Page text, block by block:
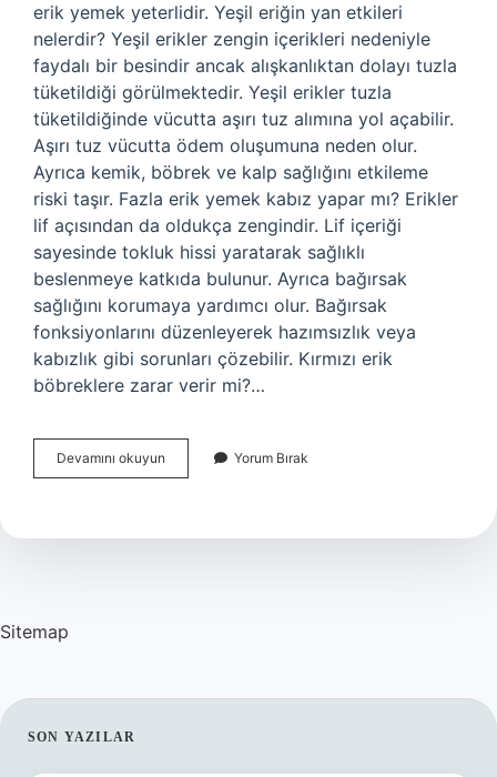
erik yemek yeterlidir. Yeşil eriğin yan etkileri
nelerdir? Yeşil erikler zengin içerikleri nedeniyle
faydalı bir besindir ancak alışkanlıktan dolayı tuzla
tüketildiği görülmektedir. Yeşil erikler tuzla
tüketildiğinde vücutta aşırı tuz alımına yol açabilir.
Aşırı tuz vücutta ödem oluşumuna neden olur.
Ayrıca kemik, böbrek ve kalp sağlığını etkileme
riski taşır. Fazla erik yemek kabız yapar mı? Erikler
lif açısından da oldukça zengindir. Lif içeriği
sayesinde tokluk hissi yaratarak sağlıklı
beslenmeye katkıda bulunur. Ayrıca bağırsak
sağlığını korumaya yardımcı olur. Bağırsak
fonksiyonlarını düzenleyerek hazımsızlık veya
kabızlık gibi sorunları çözebilir. Kırmızı erik
böbreklere zarar verir mi?…
Devamını okuyun
Erik
Ne
Yorum Bırak
Sitemap
SIDEBAR
SON YAZILAR